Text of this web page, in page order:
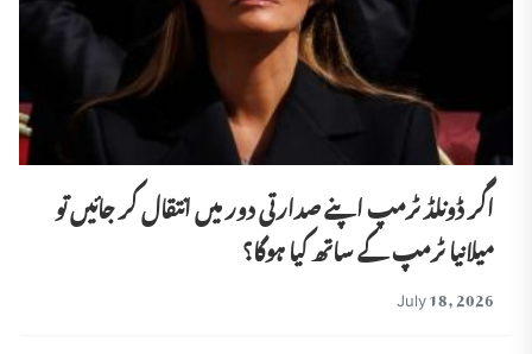
اگر ڈونلڈ ٹرمپ اپنے صدارتی دور میں انتقال کر جائیں تو
میلانیا ٹرمپ کے ساتھ کیا ہوگا؟
July 18, 2026